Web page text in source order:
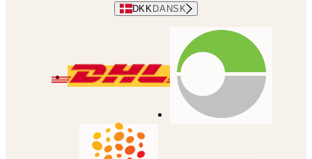
DKK DANSK